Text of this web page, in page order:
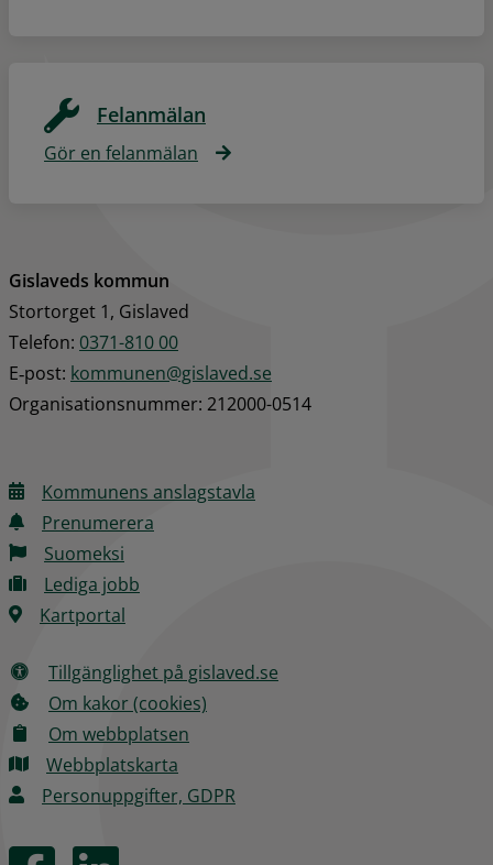
Felanmälan
Gör en felanmälan
Gislaveds kommun
Stortorget 1, Gislaved
Telefon: 0371-810 00
E‑post: kommunen@gislaved.se
Organisationsnummer: 212000-0514
Kommunens anslagstavla
Prenumerera
Suomeksi
Lediga jobb
Kartportal
Tillgänglighet på gislaved.se
Om kakor (cookies)
Om webbplatsen
Webbplatskarta
Personuppgifter, GDPR